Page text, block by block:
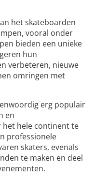
het skateboarden
vooral onder
bieden een unieke
hun
verbeteren, nieuwe
omringen met
erg populair
en
het hele continent te
professionele
skaters, evenals
te maken en deel